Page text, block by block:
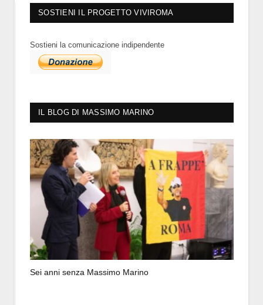
SOSTIENI IL PROGETTO VIVIROMA
Sostieni la comunicazione indipendente
IL BLOG DI MASSIMO MARINO
Sei anni senza Massimo Marino